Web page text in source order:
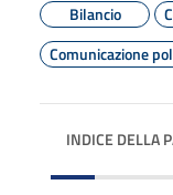
Bilancio
Comunicazione
INDICE DELLA